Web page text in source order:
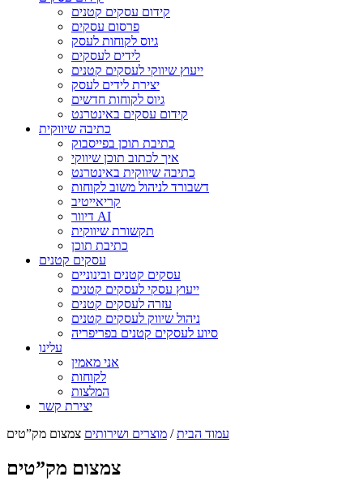
קידום עסקים קטנים
פרסום עסקים
גיוס לקוחות לעסק
לידים לעסקים
ייעוץ שיווקי לעסקים קטנים
יצירת לידים לעסק
גיוס לקוחות חדשים
קידום עסקים באינטרנט
כתיבה שיווקית
כתיבת תוכן בפייסבוק
איך לכתוב תוכן שיווקי
כתיבה שיווקית באינטרנט
דשבורד לניהול משוב לקוחות
קריאייטיב
דיוור AI
תקשורת שיווקית
כתיבת תוכן
עסקים קטנים
עסקים קטנים ובינוניים
ייעוץ עסקי לעסקים קטנים
עזרה לעסקים קטנים
ניהול שיווק לעסקים קטנים
סיוע לעסקים קטנים בפריפריה
עלינו
אני מאמין
לקוחות
המלצות
יצירת קשר
עמוד הבית/ מוצרים ושירותים צמצום מק”טים
צמצום מק”טים